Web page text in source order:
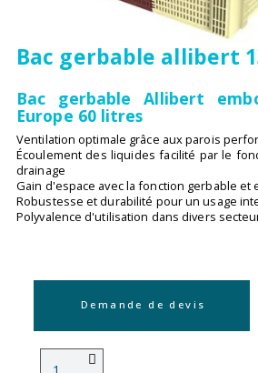
Bac gerbable allibert
Bac gerbable Allibert
Europe 60 litres
Ventilation optimale grâce aux parois
Écoulement des liquides facilité par le
drainage
Gain d'espace avec la fonction gerbable et
Robustesse et durabilité pour un usage
Polyvalence d'utilisation dans divers
Demande de devis